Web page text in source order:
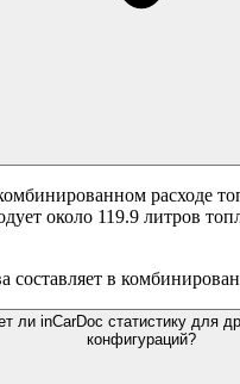
расходе
около 119.9 литров
составляет в
ли inCarDoc статистику для
конфигураций?